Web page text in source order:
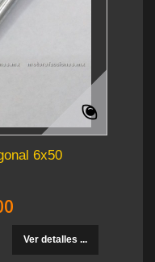
6x50
Ver detalles ...